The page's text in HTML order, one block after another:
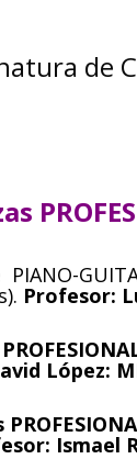
de
Profesor:
López:
Ismael